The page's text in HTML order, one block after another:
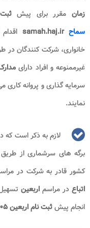
زمان مقرر برای پیش
سماح samah.haj.ir
خانواری، شرکت کنندگان
غیرممنوعه و افراد دارای
سرمایه گذاری و پروانه کاری
نمایند.
لازم به ذکر است
برگه های سرشماری از طریق
کشور قادر به شرکت در
اتباعدر مراسماربعین
انجام پیشثبت ناماربعین ۱۴۰۵ اتباع